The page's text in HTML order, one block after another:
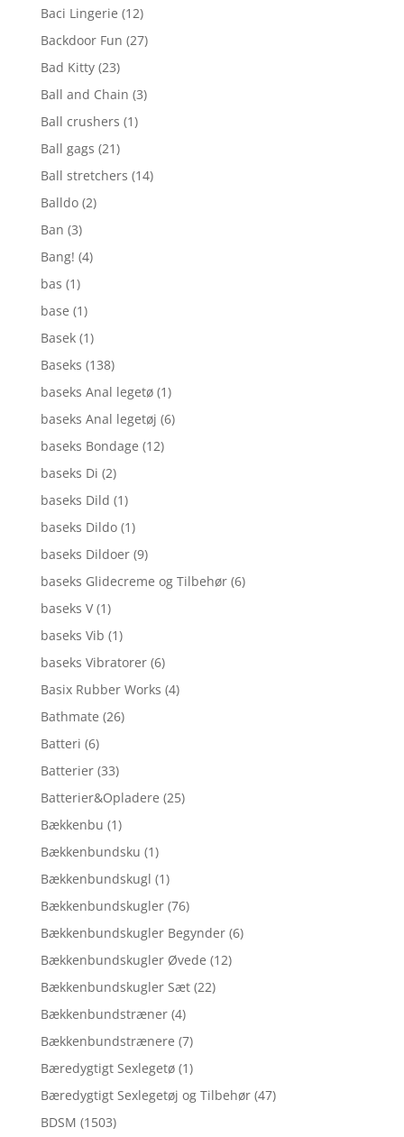
Baci Lingerie (12)
Backdoor Fun (27)
Bad Kitty (23)
Ball and Chain (3)
Ball crushers (1)
Ball gags (21)
Ball stretchers (14)
Balldo (2)
Ban (3)
Bang! (4)
bas (1)
base (1)
Basek (1)
Baseks (138)
baseks Anal legetø (1)
baseks Anal legetøj (6)
baseks Bondage (12)
baseks Di (2)
baseks Dild (1)
baseks Dildo (1)
baseks Dildoer (9)
baseks Glidecreme og Tilbehør (6)
baseks V (1)
baseks Vib (1)
baseks Vibratorer (6)
Basix Rubber Works (4)
Bathmate (26)
Batteri (6)
Batterier (33)
Batterier&Opladere (25)
Bækkenbu (1)
Bækkenbundsku (1)
Bækkenbundskugl (1)
Bækkenbundskugler (76)
Bækkenbundskugler Begynder (6)
Bækkenbundskugler Øvede (12)
Bækkenbundskugler Sæt (22)
Bækkenbundstræner (4)
Bækkenbundstrænere (7)
Bæredygtigt Sexlegetø (1)
Bæredygtigt Sexlegetøj og Tilbehør (47)
BDSM (1503)